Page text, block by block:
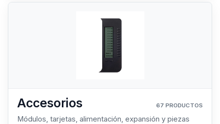
Accesorios 67 PRODUCTOS
Módulos, tarjetas, alimentación, expansión y piezas